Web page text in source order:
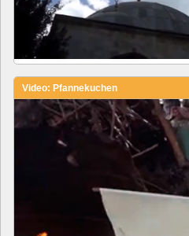
Video: Pfannekuchen